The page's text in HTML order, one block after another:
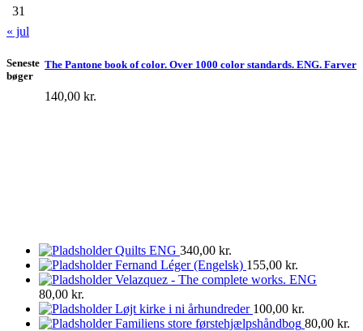
The Pantone book of color. Over 1000 color standards. ENG. Farver
140,00 kr.
31
« jul
Seneste
bøger
Quilts ENG 340,00 kr.
Fernand Léger (Engelsk) 155,00 kr.
Velazquez - The complete works. ENG
80,00 kr.
Løjt kirke i ni århundreder 100,00 kr.
Familiens store førstehjælpshåndbog 80,00 kr.